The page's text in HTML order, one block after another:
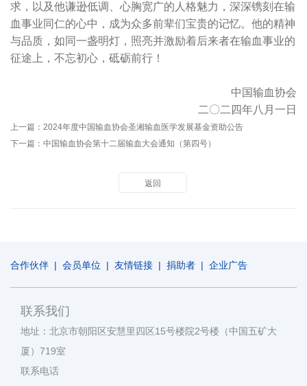
求，以及他谦逊低调、心胸宽广的人格魅力，深深镌刻在输
血事业同仁的心中，成为众多前辈们宝贵的记忆。他的精神
与品质，如同一盏明灯，照亮并激励着后来者在输血事业的
征途上，不忘初心，砥砺前行！
中国输血协会
二〇二四年八月一日
上一篇： 2024年度中国输血协会圣湘输血医学发展基金资助公告
下一篇： 中国输血协会第十二届输血大会通知（第四号）
返回
合作伙伴 | 会员单位 | 友情链接 | 捐助者 | 企业广告
联系我们
地址：北京市朝阳区安慧里四区15号楼院2号楼（中国五矿大
厦）719室
联系电话